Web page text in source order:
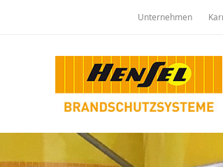
Unternehmen